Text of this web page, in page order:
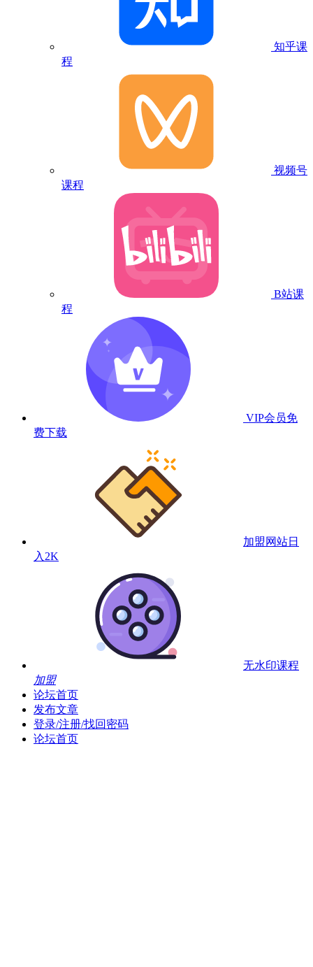
知乎课
程
视频号
课程
B站课
程
VIP会员免
费下载
加盟网站日
入2K
无水印课程
加盟
论坛首页
发布文章
登录/注册/找回密码
论坛首页